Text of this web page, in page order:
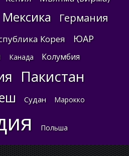
Мексика Германия
Корея ЮАР
Канада Колумбия
Пакистан
Судан Марокко
Польша